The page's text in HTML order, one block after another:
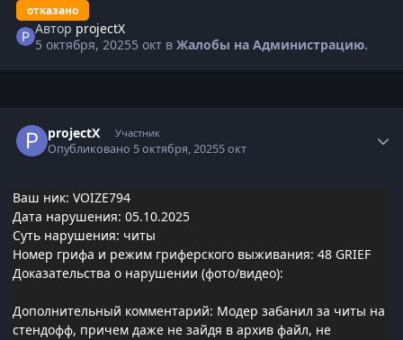
отказано
Автор projectX
5 октября, 20255 окт вЖалобы на Администрацию.
projectX Участник
Опубликовано 5 октября, 20255 окт
Ваш ник: VOIZE794
Дата нарушения: 05.10.2025
Суть нарушения: читы
Номер грифа и режим гриферского выживания: 48 GRIEF
Доказательства о нарушении (фото/видео):
Дополнительный комментарий: Модер забанил за читы на
стендофф, причем даже не зайдя в архив файл, не